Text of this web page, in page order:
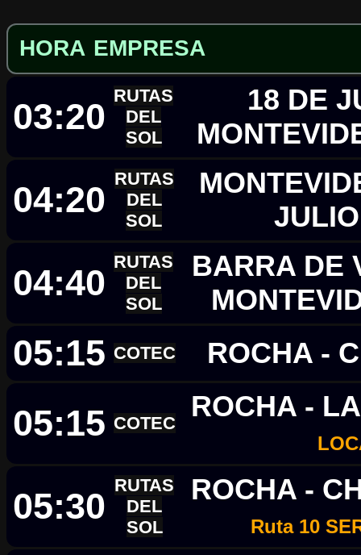
HORA EMPRESA
03:20
RUTAS
DEL
SOL
18 DE
04:20
RUTAS
DEL
SOL
04:40
RUTAS
DEL
SOL
BARRA DE
05:15 COTEC ROCHA -
05:15 COTEC
ROCHA -
05:30
RUTAS
DEL
SOL
ROCHA -
Ruta 10